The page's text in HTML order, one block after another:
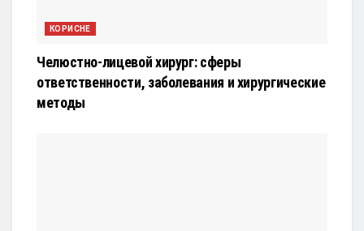
КОРИСНЕ
Челюстно-лицевой хирург: сферы
ответственности, заболевания и хирургические
методы